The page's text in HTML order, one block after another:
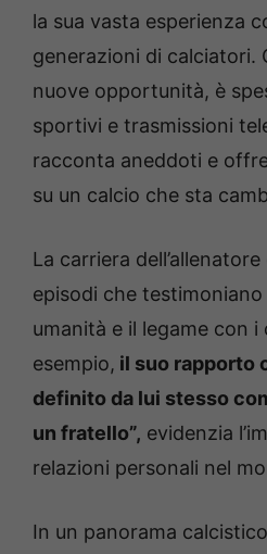
la sua vasta esperienza
generazioni di calciatori.
nuove opportunità, è
sportivi e trasmissioni
racconta aneddoti e
su un calcio che sta
La carriera
episodi che
umanità e il legame con i
esempio, il suo rapporto
definito da lui stesso
un fratello”, evidenzia
relazioni personali nel
In un panorama